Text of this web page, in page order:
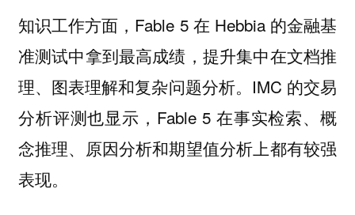
知识工作方面，Fable 5 在 Hebbia 的金融基
准测试中拿到最高成绩，提升集中在文档推
理、图表理解和复杂问题分析。IMC 的交易
分析评测也显示，Fable 5 在事实检索、概
念推理、原因分析和期望值分析上都有较强
表现。